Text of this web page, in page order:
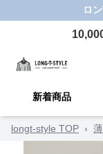
ロ
新着商品
longt-style TOP ›